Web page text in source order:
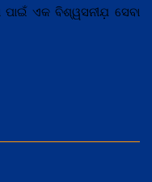
ଏକ ବିଶ୍ୱସନୀଯ଼ ସେବା